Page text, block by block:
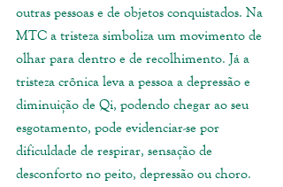
outras pessoas e de objetos conquistados. Na
MTC a tristeza simboliza um movimento de
olhar para dentro e de recolhimento. Já a
tristeza crônica leva a pessoa a depressão e
diminuição de Qi, podendo chegar ao seu
esgotamento, pode evidenciar-se por
dificuldade de respirar, sensação de
desconforto no peito, depressão ou choro.